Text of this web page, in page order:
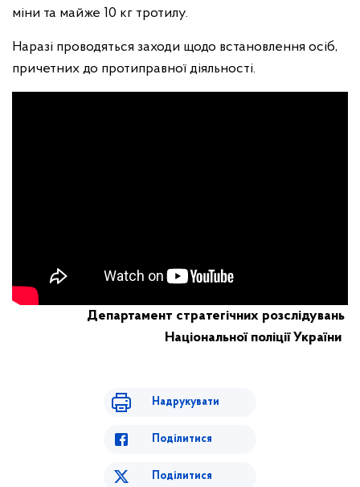
міни та майже 10 кг тротилу.
Наразі проводяться заходи щодо встановлення осіб,
причетних до протиправної діяльності.
Департамент стратегічних розслідувань
Національної поліції України
Надрукувати
Поділитися
Поділитися